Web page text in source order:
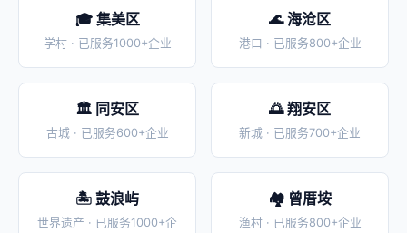
🎓 集美区
学村 · 已服务1000+企业
🌊 海沧区
港口 · 已服务800+企业
🏛️ 同安区
古城 · 已服务600+企业
🌅 翔安区
新城 · 已服务700+企业
🏝️ 鼓浪屿
世界遗产 · 已服务1000+企
🏘️ 曾厝垵
渔村 · 已服务800+企业